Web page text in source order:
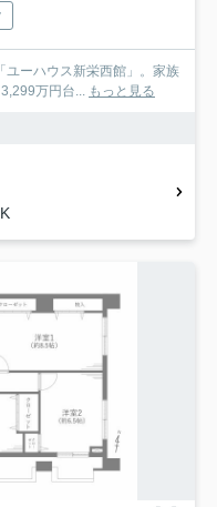
ユーハウス新栄西館」。家族
万円台... もっと見る